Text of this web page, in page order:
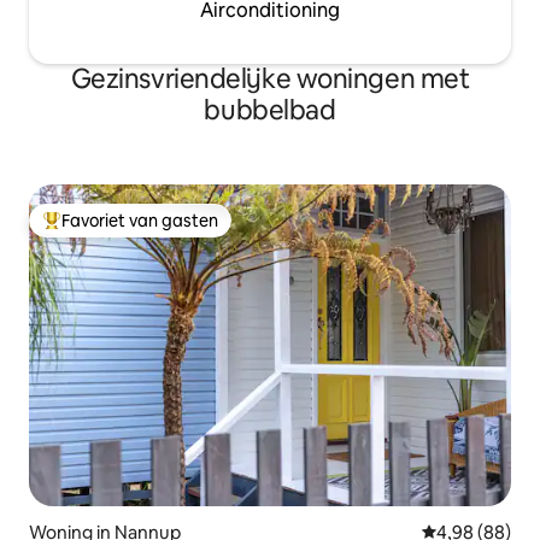
Airconditioning
Gezinsvriendelijke woningen met
bubbelbad
Topfavoriet van gasten
Favoriet van gasten
Woning in Nannup Gemiddelde
4,98 (88)